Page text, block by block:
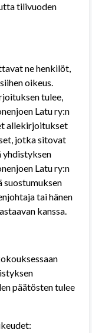
tilivuoden
ne henkilöt,
oikeus.
tulee,
Latu ry:n
allekirjoitukset
jotka sitovat
yhdistyksen
Latu ry:n
tai hänen
kanssa.
päätösten tulee